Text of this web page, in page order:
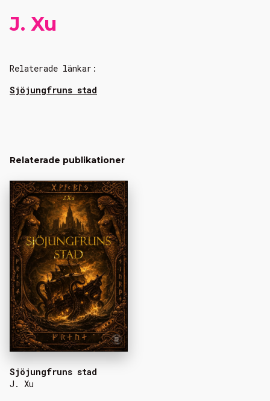
J. Xu
Relaterade länkar:
Sjöjungfruns stad
Relaterade publikationer
Sjöjungfruns stad
J. Xu